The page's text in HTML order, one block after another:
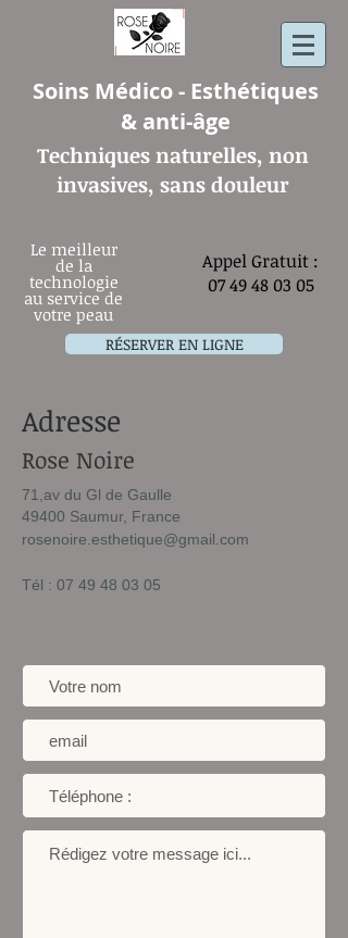
Soins Médico - Esthétiques
& anti-âge
Techniques naturelles, non
invasives, sans douleur
Le meilleur
de la
technologie
au service de
votre peau
​Appel Gratuit :
07 49 48 03 05
RÉSERVER EN LIGNE
Adresse
Rose Noire
71,av du Gl de Gaulle
49400 Saumur, France
rosenoire.esthetique@gmail.com
Tél : 07 49 48 03 05